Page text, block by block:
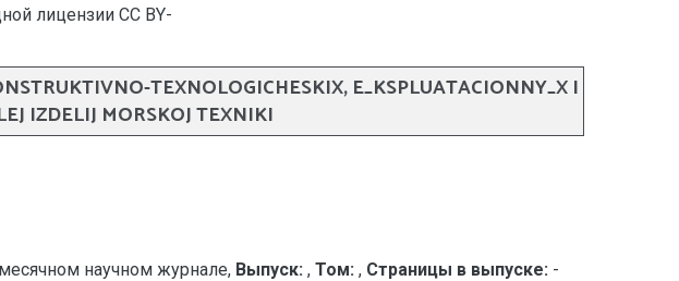
лицензии CC BY-
TEXNOLOGICHESKIX, E_KSPLUATACIONNY_X I
IZDELIJ MORSKOJ TEXNIKI
научном журнале, Выпуск: , Том: , Страницы в выпуске: -